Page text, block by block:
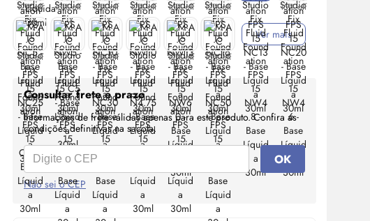
12% off 13% off 12% off 12% off 16% off 12% off 15% off
15% off 12% off 12% off 15% off
Ver mais
Consultar frete e prazo
Informações de frete válidas apenas para este produto. Confira as
condições definitivas na sacola.
OK
Não sei o CEP